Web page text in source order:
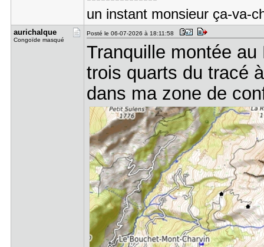
un instant monsieur ça-va-
aurichalqu​e
Congoïde masqué
Posté le 06-07-2026 à 18:11:58
Tranquille montée
trois quarts du tracé
dans ma zone de